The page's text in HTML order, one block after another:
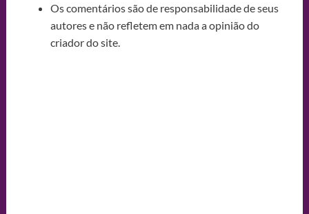
Os comentários são de responsabilidade de seus
autores e não refletem em nada a opinião do
criador do site.